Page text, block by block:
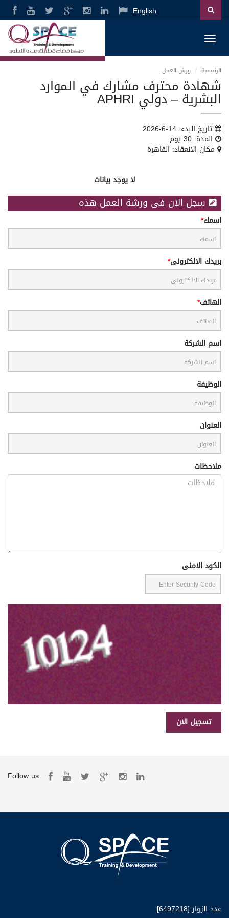
English
الرئيسية ورش العمل
شهادة محترف مشارك في الموارد
البشرية – دولي APHRI
تاريخ البدء: 14-6-2026
المدة: 30 يوم
مكان الانعقاد: القاهرة
لا يوجد بيانات
سجل الان فى ورشة العمل هذه
اسمك
بريدك الالكترونى
الهاتف
اسم الشركة
الوظيفة
العنوان
ملاحظات
الكود الامنى
Follow us:
عدد الزوار [6497218]